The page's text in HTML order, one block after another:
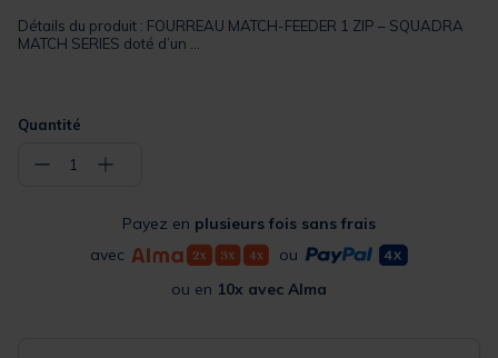
Détails du produit : FOURREAU MATCH-FEEDER 1 ZIP – SQUADRA
MATCH SERIES doté d’un ...
Quantité
− 1 +
Payez en plusieurs fois sans frais
avec
ou
ou en 10x avec Alma